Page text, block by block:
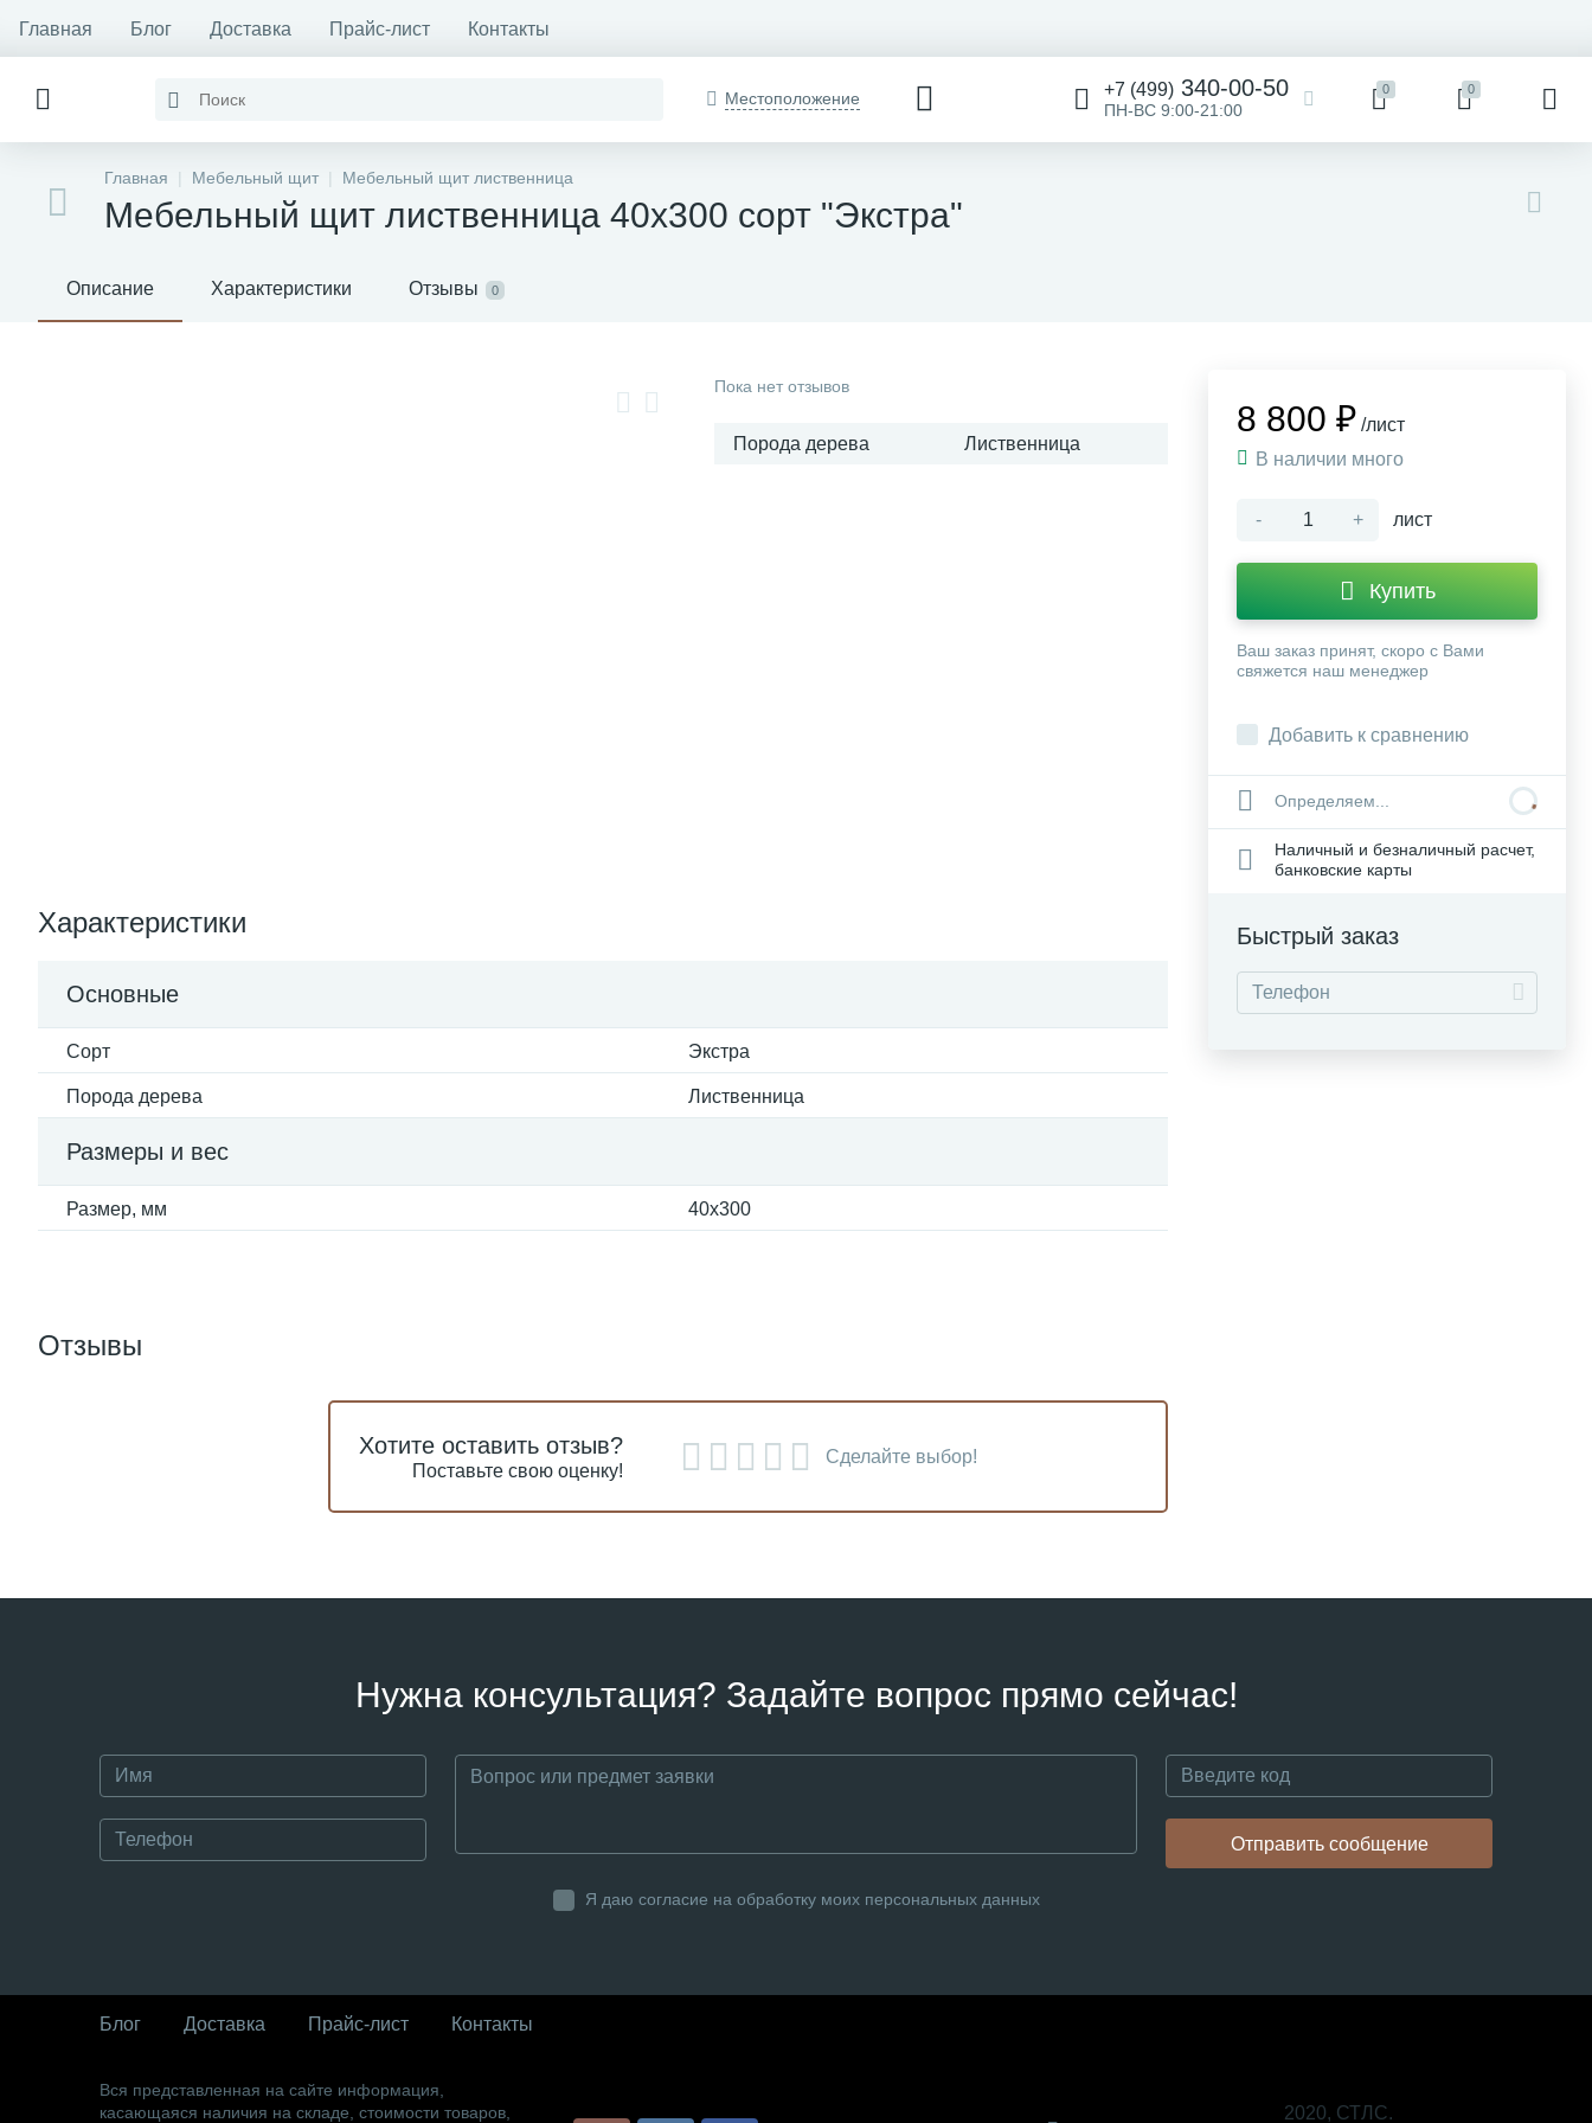
Главная Блог Доставка Прайс-лист Контакты
Местоположение +7 (499) 340-00-50
ПН-ВС 9:00-21:00
0 0
Главная Мебельный щит Мебельный щит лиственница
Мебельный щит лиственница 40x300 сорт "Экстра"
Описание Характеристики Отзывы 0
Пока нет отзывов
Порода дерева Лиственница
Характеристики
Основные
Сорт Экстра
Порода дерева Лиственница
Размеры и вес
Размер, мм 40x300
8 800 ₽ /лист
В наличии много
- + лист
Купить
Ваш заказ принят, скоро с Вами
свяжется наш менеджер
Добавить к сравнению
Определяем...
Наличный и безналичный расчет,
банковские карты
Быстрый заказ
Отзывы
Хотите оставить отзыв?
Поставьте свою оценку!
Сделайте выбор!
Нужна консультация? Задайте вопрос прямо сейчас!
Отправить сообщение
Я даю согласие на обработку моих персональных данных
Блог Доставка Прайс-лист Контакты
Вся представленная на сайте информация,
касающаяся наличия на складе, стоимости товаров,
2020, СТЛС.